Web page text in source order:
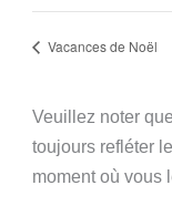
Vacances de Noël
Veuillez noter
toujours refléter
moment où vous